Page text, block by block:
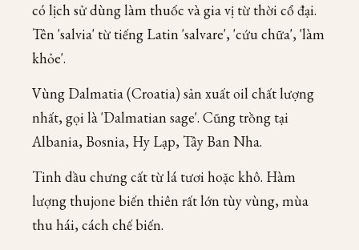
có lịch sử dùng làm thuốc và gia vị từ thời cổ đại.
Tên 'salvia' từ tiếng Latin 'salvare', 'cứu chữa', 'làm
khỏe'.
Vùng Dalmatia (Croatia) sản xuất oil chất lượng
nhất, gọi là 'Dalmatian sage'. Cũng trồng tại
Albania, Bosnia, Hy Lạp, Tây Ban Nha.
Tinh dầu chưng cất từ lá tươi hoặc khô. Hàm
lượng thujone biến thiên rất lớn tùy vùng, mùa
thu hái, cách chế biến.